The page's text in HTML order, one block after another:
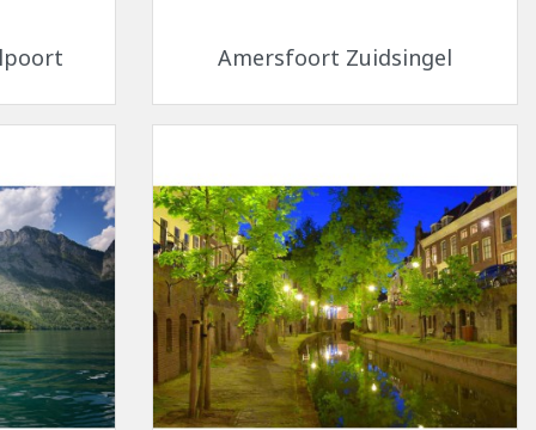
Snel bekijken
Amersfoort Zuidsingel